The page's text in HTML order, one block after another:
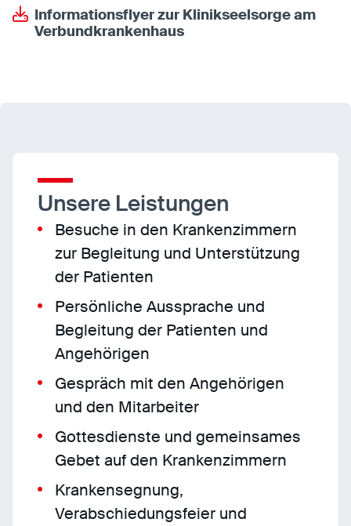
Informationsflyer zur Klinikseelsorge am
Verbundkrankenhaus
Unsere Leistungen
Besuche in den Krankenzimmern
zur Begleitung und Unterstützung
der Patienten
Persönliche Aussprache und
Begleitung der Patienten und
Angehörigen
Gespräch mit den Angehörigen
und den Mitarbeiter
Gottesdienste und gemeinsames
Gebet auf den Krankenzimmern
Krankensegnung,
Verabschiedungsfeier und